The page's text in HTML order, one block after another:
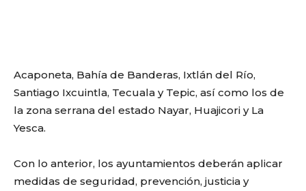
Acaponeta, Bahía de Banderas, Ixtlán del Río,
Santiago Ixcuintla, Tecuala y Tepic, así como los de
la zona serrana del estado Nayar, Huajicori y La
Yesca.
Con lo anterior, los ayuntamientos deberán aplicar
medidas de seguridad, prevención, justicia y